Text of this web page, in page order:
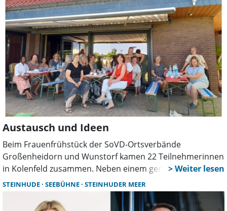
Austausch und Ideen
Beim Frauenfrühstück der SoVD-Ortsverbände
Großenheidorn und Wunstorf kamen 22 Teilnehmerinnen
in Kolenfeld zusammen. Neben einem gemeinsamen
Frühstück standen Ideen für künftige Veranstaltungen,
Angebote für Frauen und Themen zur Kommunalwahl
2026 im Mittelpunkt.
STEINHUDE SEEBÜHNE STEINHUDER MEER